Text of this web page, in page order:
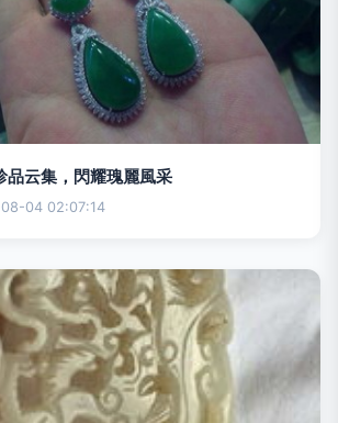
云集，閃耀瑰麗風采
04 02:07:14